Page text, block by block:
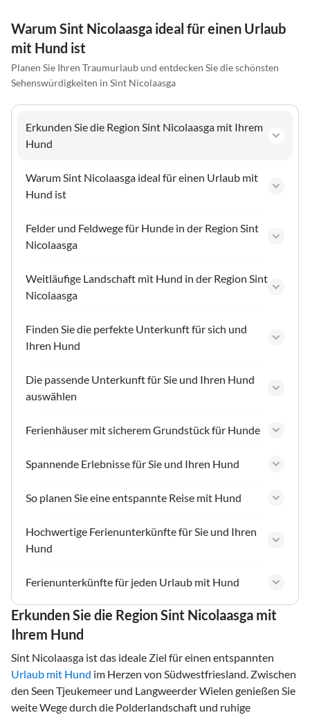
Warum Sint Nicolaasga ideal für einen Urlaub
mit Hund ist
Planen Sie Ihren Traumurlaub und entdecken Sie die schönsten
Sehenswürdigkeiten in Sint Nicolaasga
Erkunden Sie die Region Sint Nicolaasga mit Ihrem
Hund
Warum Sint Nicolaasga ideal für einen Urlaub mit
Hund ist
Felder und Feldwege für Hunde in der Region Sint
Nicolaasga
Weitläufige Landschaft mit Hund in der Region Sint
Nicolaasga
Finden Sie die perfekte Unterkunft für sich und
Ihren Hund
Die passende Unterkunft für Sie und Ihren Hund
auswählen
Ferienhäuser mit sicherem Grundstück für Hunde
Spannende Erlebnisse für Sie und Ihren Hund
So planen Sie eine entspannte Reise mit Hund
Hochwertige Ferienunterkünfte für Sie und Ihren
Hund
Ferienunterkünfte für jeden Urlaub mit Hund
Erkunden Sie die Region Sint Nicolaasga mit
Ihrem Hund
Sint Nicolaasga ist das ideale Ziel für einen entspannten
Urlaub mit Hund im Herzen von Südwestfriesland. Zwischen
den Seen Tjeukemeer und Langweerder Wielen genießen Sie
weite Wege durch die Polderlandschaft und ruhige